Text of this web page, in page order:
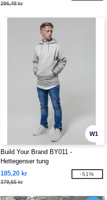
296,48 kr
W1
Build Your Brand BY011 -
Hettegenser tung
185,20 kr
379,55 kr
-51%